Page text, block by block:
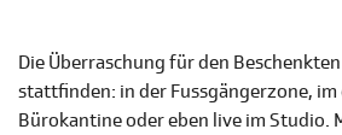
Die Überraschung für den
stattfinden: in der Fussgängerzone, im
Bürokantine oder eben live im Studio.